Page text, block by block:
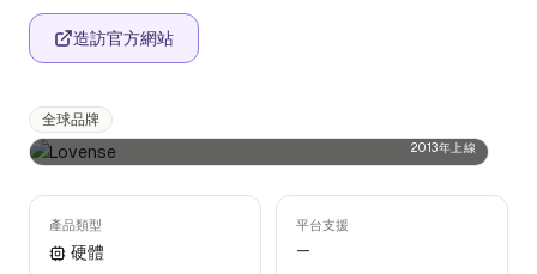
造訪官方網站
全球品牌
2013年上線
產品類型
硬體
平台支援
—